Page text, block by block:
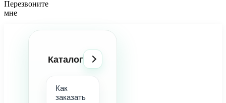
Перезвоните
мне
Каталог
Как
заказать